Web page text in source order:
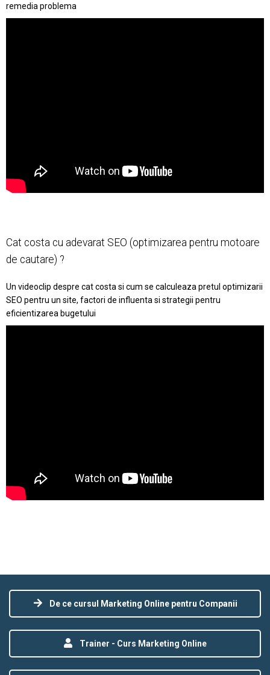
remedia problema
Cat costa cu adevarat SEO (optimizarea pentru motoare
de cautare) ?
Un videoclip despre cat costa si cum se calculeaza pretul optimizarii
SEO pentru un site, factori de influenta si strategii pentru
eficientizarea bugetului
De ce cursul Marketing Online pentru Companii
Trainer - Curs Marketing Online